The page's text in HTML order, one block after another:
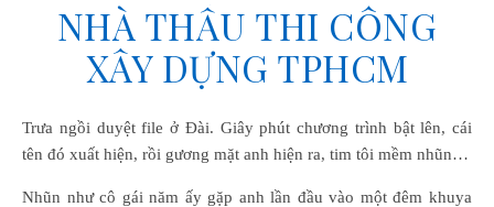
NHÀ THẦU THI CÔNG
XÂY DỰNG TPHCM
Trưa ngồi duyệt file ở Đài. Giây phút chương trình bật lên, cái
tên đó xuất hiện, rồi gương mặt anh hiện ra, tim tôi mềm nhũn…
Nhũn như cô gái năm ấy gặp anh lần đầu vào một đêm khuya